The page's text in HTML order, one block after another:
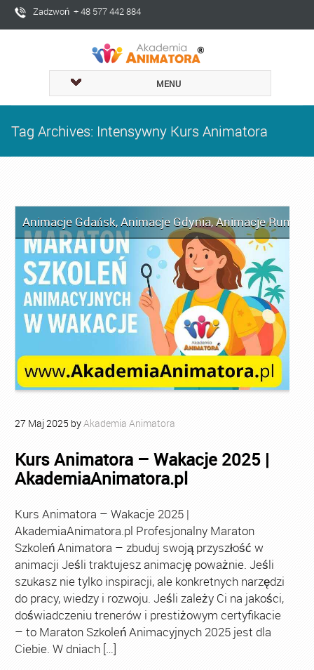
Zadzwoń + 48 577 442 884
MENU
Tag Archives: Intensywny Kurs Animatora
Animacje Gdańsk,Animacje Gdynia,Animacje Rumia
27 Maj 2025 byAkademia Animatora
Kurs Animatora – Wakacje 2025 |
AkademiaAnimatora.pl
Kurs Animatora – Wakacje 2025 |
AkademiaAnimatora.pl Profesjonalny Maraton
Szkoleń Animatora – zbuduj swoją przyszłość w
animacji Jeśli traktujesz animację poważnie. Jeśli
szukasz nie tylko inspiracji, ale konkretnych narzędzi
do pracy, wiedzy i rozwoju. Jeśli zależy Ci na jakości,
doświadczeniu trenerów i prestiżowym certyfikacie
– to Maraton Szkoleń Animacyjnych 2025 jest dla
Ciebie. W dniach […]